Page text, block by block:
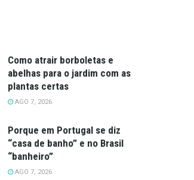
Como atrair borboletas e
abelhas para o jardim com as
plantas certas
AGO 7, 2026
Porque em Portugal se diz
“casa de banho” e no Brasil
“banheiro”
AGO 7, 2026